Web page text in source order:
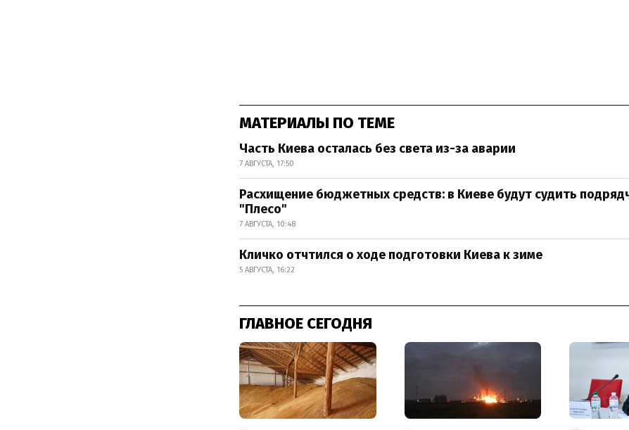
МАТЕРИАЛЫ ПО ТЕМЕ
Часть Киева осталась без света из-за аварии
7 АВГУСТА, 17:50
Расхищение бюджетных средств: в Киеве будут судить
"Плесо"
7 АВГУСТА, 10:48
Кличко отчтился о ходе подготовки Киева к зиме
5 АВГУСТА, 16:22
ГЛАВНОЕ СЕГОДНЯ